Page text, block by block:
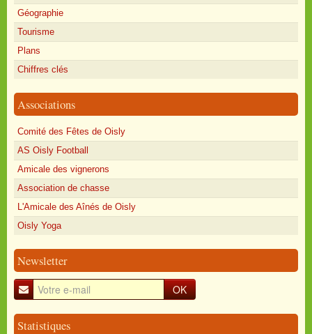
Géographie
Tourisme
Plans
Chiffres clés
Associations
Comité des Fêtes de Oisly
AS Oisly Football
Amicale des vignerons
Association de chasse
L'Amicale des Aînés de Oisly
Oisly Yoga
Newsletter
OK
Statistiques